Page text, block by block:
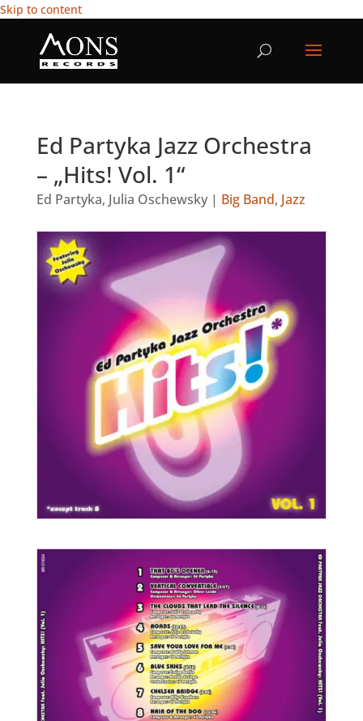
Skip to content
Ed Partyka Jazz Orchestra
– „Hits! Vol. 1“
Ed Partyka, Julia Oschewsky | Big Band, Jazz